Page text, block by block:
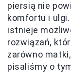
piersią nie
komfortu i
istnieje
rozwiązań,
zarówno
pisaliśmy o